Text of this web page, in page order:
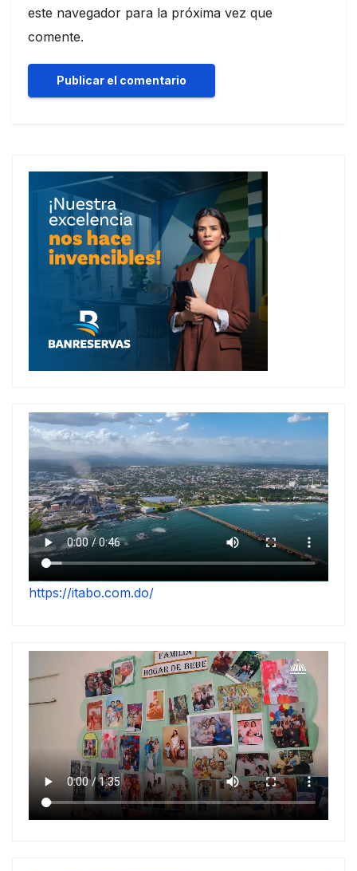
este navegador para la próxima vez que
comente.
https://itabo.com.do/